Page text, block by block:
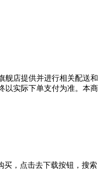
舰店提供并进行相关配送和
以实际下单支付为准。本商
买，点击去下载按钮，搜索